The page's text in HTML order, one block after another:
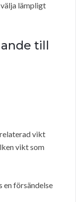
lämpligt
till
vikt
vikt som
en försändelse